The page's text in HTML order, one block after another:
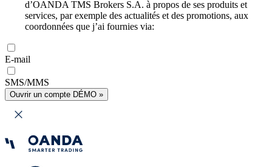
d’OANDA TMS Brokers S.A. à propos de ses produits et
services, par exemple des actualités et des promotions, aux
coordonnées que j’ai fournies via:
E-mail
SMS/MMS
Ouvrir un compte DÉMO »